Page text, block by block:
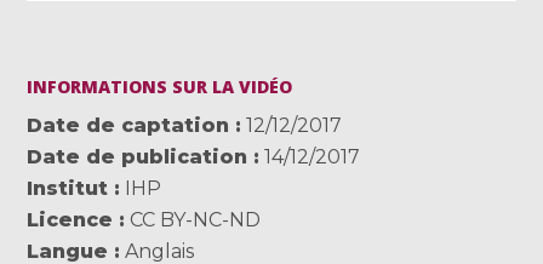
INFORMATIONS SUR LA VIDÉO
Date de captation
12/12/2017
Date de publication
14/12/2017
Institut
IHP
Licence
CC BY-NC-ND
Langue
Anglais